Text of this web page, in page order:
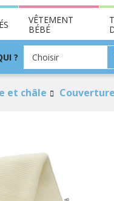
VÊTEMENT
BÉBÉ
? Choisir
POUR
QUI
?
et châle